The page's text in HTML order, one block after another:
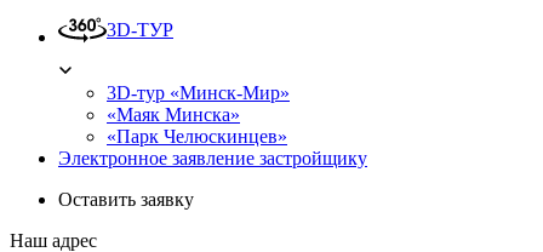
3D-ТУР
3D-тур «Минск-Мир»
«Маяк Минска»
«Парк Челюскинцев»
Электронное заявление застройщику
Оставить заявку
Наш адрес